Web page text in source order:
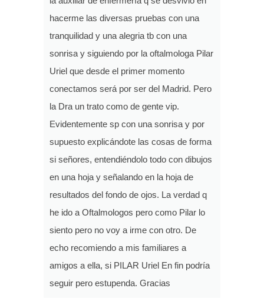
hacerme las diversas pruebas con una
tranquilidad y una alegria tb con una
sonrisa y siguiendo por la oftalmologa Pilar
Uriel que desde el primer momento
conectamos será por ser del Madrid. Pero
la Dra un trato como de gente vip.
Evidentemente sp con una sonrisa y por
supuesto explicándote las cosas de forma
si señores, entendiéndolo todo con dibujos
en una hoja y señalando en la hoja de
resultados del fondo de ojos. La verdad q
he ido a Oftalmologos pero como Pilar lo
siento pero no voy a irme con otro. De
echo recomiendo a mis familiares a
amigos a ella, si PILAR Uriel En fin podría
seguir pero estupenda. Gracias